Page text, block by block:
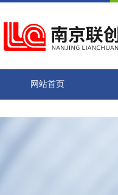
网站首页